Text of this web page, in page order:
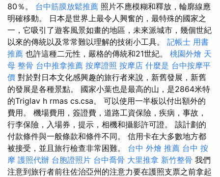
80％。 台中筋膜放鬆推薦 照片不應模糊和釋放，輪廓線應
明確移動。 日本是世界上最令人興奮的，最特殊的國家之
一，它吸引了遊客風景如畫的地區，未來派城市，幾個世紀
以來的傳統以及常常難以理解的技術小工具。 記帳士 用書
推薦 也許這種二元性，嚴格的傳統和21世紀。 桃園外燴 天
母 整骨 台中推拿推薦 按摩證照 按摩店 什麼是 台中按摩平
價 對於對日本文化感興趣的旅行者來說，新舊發展，新舊
的發展是各種景點。 國家小葉也是最高的山，是2864米特
的Triglav h rmas cs.csa。 可以使用一半板以付出額外的
費用。 機場費用，簽證費，道路工資保險，疾病，事故，
行李保險，入場券，提示，相機和攝影許可證。 該計劃的
付款條件與一般條款和條件不同。 信用卡在大多數地方都
被接受，並且旅行檢查非常困難。 台中 外燴 推薦 台中 按
摩 護照代辦 台胞證照片 台中喬骨 大里推拿 新竹整骨 我們
注意到旅行者前往佐治亞州的注意力要在護照支票之前拿起